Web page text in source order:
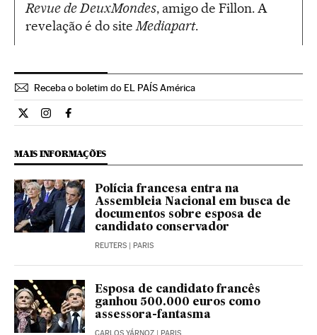
Revuede DeuxMondes, amigo de Fillon. A
revelação é do site Mediapart.
Receba o boletim do EL PAÍS América
Internacional El País Brasil en Twitter
Internacional El País Brasil en Instagram
Internacional El País Brasil en Facebook
MAIS INFORMAÇÕES
Polícia francesa entra na
Assembleia Nacional em busca de
documentos sobre esposa de
candidato conservador
REUTERS | PARIS
Esposa de candidato francês
ganhou 500.000 euros como
assessora-fantasma
CARLOS YÁRNOZ | PARIS